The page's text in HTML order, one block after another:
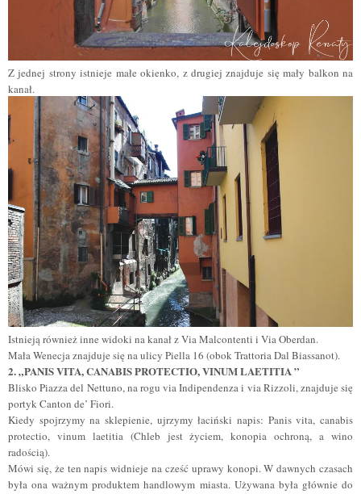
Z jednej strony istnieje małe okienko, z drugiej znajduje się mały balkon na
kanał.
Istnieją również inne widoki na kanał z Via Malcontenti i Via Oberdan.
Mała Wenecja znajduje się na ulicy Piella 16 (obok Trattoria Dal Biassanot).
2. „PANIS VITA, CANABIS PROTECTIO, VINUM LAETITIA ”
Blisko Piazza del Nettuno, na rogu via Indipendenza i via Rizzoli, znajduje się
portyk Canton de’ Fiori.
Kiedy spojrzymy na sklepienie, ujrzymy łaciński napis: Panis vita, canabis
protectio, vinum laetitia (Chleb jest życiem, konopia ochroną, a wino
radością).
Mówi się, że ten napis widnieje na cześć uprawy konopi. W dawnych czasach
była ona ważnym produktem handlowym miasta. Używana była głównie do